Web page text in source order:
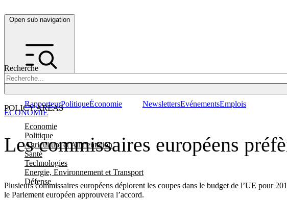
Open sub navigation
Recherche
POLICY AREAS
Economie
Politique
Agriculture et Alimentation
Santé
Technologies
Energie, Environnement et Transport
Défense
RapporteurPolitiqueÉconomie NewslettersEvénementsEmplois
Les commissaires européens
Plusieurs commissaires européens déplorent les coupes dans le budget de l’UE pour
le Parlement européen approuvera l’accord.
ÉCONOMIE